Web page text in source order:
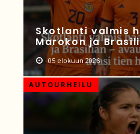
Skotlanti valmis
Marokon ja
05 elokuun 2026
AUTOURHEILU